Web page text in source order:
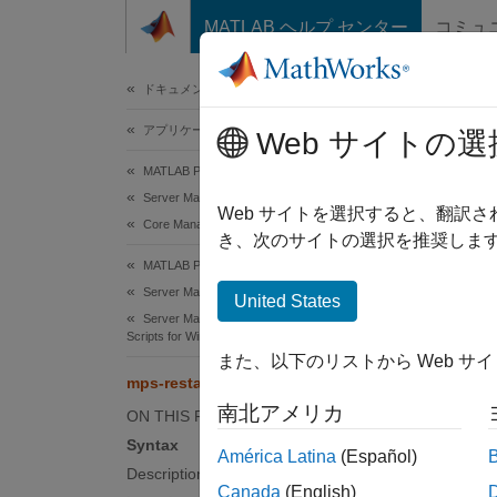
コンテンツへスキップ
MATLAB ヘルプ センター コミュ
ドキュメンテーションのホーム
アプリケーションのデプロイ
MATLAB Production Server
Server Management
Core Management Tasks
MATLAB Production Server
Server Management
Server Management Using Command-Line
Scripts for Windows, Linux, and macOS
mps-restart
ON THIS PAGE
Syntax
Description
Stop
mps-
Web サイトの選
Web サイトを選択すると、翻訳
き、次のサイトの選択を推奨しま
United States
また、以下のリストから Web サ
南北アメリカ
América Latina (Español)
Canada (English)